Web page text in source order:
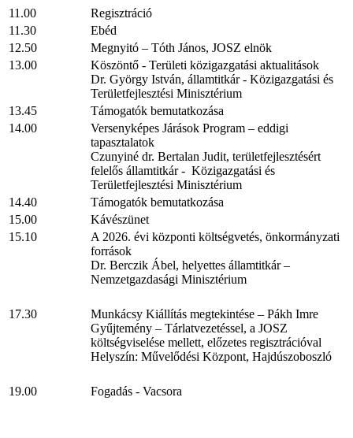
11.00
Regisztráció
11.30
Ebéd
12.50
Megnyitó – Tóth János, JOSZ elnök
13.00
Köszöntő - Területi közigazgatási aktualitások
Dr. György István, államtitkár - Közigazgatási és
Területfejlesztési Minisztérium
13.45
Támogatók bemutatkozása
14.00
Versenyképes Járások Program – eddigi
tapasztalatok
Czunyiné dr. Bertalan Judit, területfejlesztésért
felelős államtitkár - Közigazgatási és
Területfejlesztési Minisztérium
14.40
Támogatók bemutatkozása
15.00
Kávészünet
15.10
A 2026. évi központi költségvetés, önkormányzati
források
Dr. Berczik Ábel, helyettes államtitkár –
Nemzetgazdasági Minisztérium
17.30
Munkácsy Kiállítás megtekintése – Pákh Imre
Gyűjtemény – Tárlatvezetéssel, a JOSZ
költségviselése mellett, előzetes regisztrációval
Helyszín: Művelődési Központ, Hajdúszoboszló
19.00 Fogadás - Vacsora